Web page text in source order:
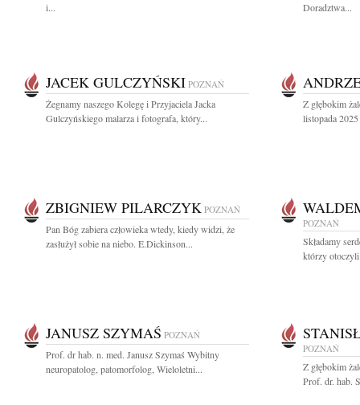
i...
Doradztwa...
JACEK GULCZYŃSKI POZNAŃ
Żegnamy naszego Kolegę i Przyjaciela Jacka
Gulczyńskiego malarza i fotografa, który...
Z głębokim
listopada
ZBIGNIEW PILARCZYK POZNAŃ
Pan Bóg zabiera człowieka wtedy, kiedy widzi, że
zasłużył sobie na niebo. E.Dickinson...
POZNAŃ
Składamy
którzy
JANUSZ SZYMAŚ POZNAŃ
Prof. dr hab. n. med. Janusz Szymaś Wybitny
neuropatolog, patomorfolog, Wieloletni...
POZNAŃ
Z głębokim
Prof. dr. hab.